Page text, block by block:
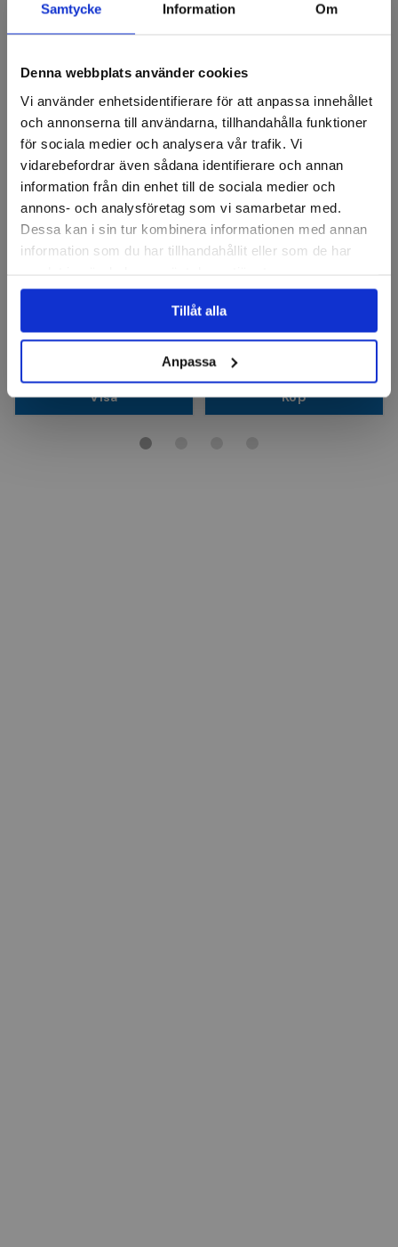
Samtycke Information Om
Denna webbplats använder cookies
Vi använder enhetsidentifierare för att anpassa innehållet
och annonserna till användarna, tillhandahålla funktioner
för sociala medier och analysera vår trafik. Vi
vidarebefordrar även sådana identifierare och annan
information från din enhet till de sociala medier och
annons- och analysföretag som vi samarbetar med.
Dessa kan i sin tur kombinera informationen med annan
information som du har tillhandahållit eller som de har
Tillåt alla
Anpassa
LESSMANN
Axialborste mini mässing
64 kr
Visa
OSBORN
Axialborste Nylonborst,
314 kr
Finns i lager
Köp